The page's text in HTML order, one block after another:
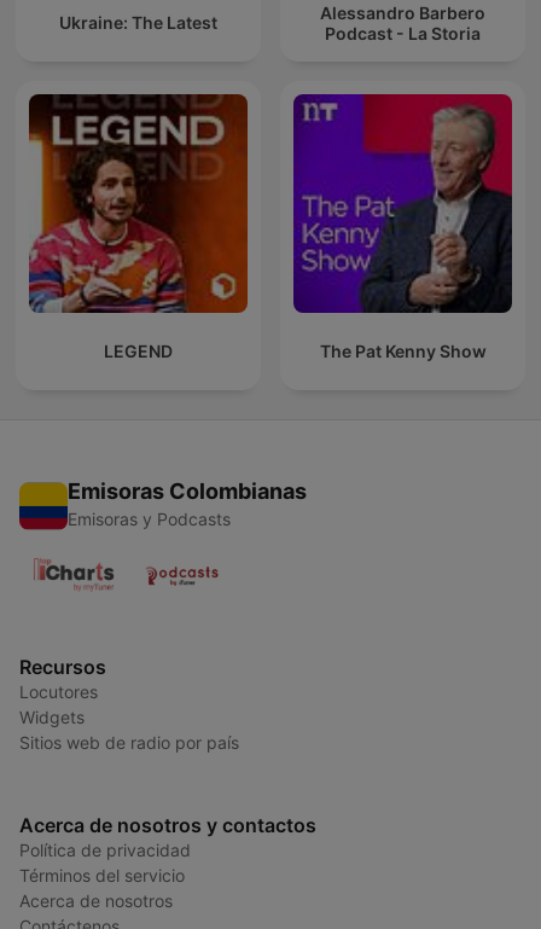
Ukraine: The Latest
Alessandro Barbero
Podcast - La Storia
LEGEND The Pat Kenny Show
Emisoras Colombianas
Emisoras y Podcasts
Recursos
Locutores
Widgets
Sitios web de radio por país
Acerca de nosotros y contactos
Política de privacidad
Términos del servicio
Acerca de nosotros